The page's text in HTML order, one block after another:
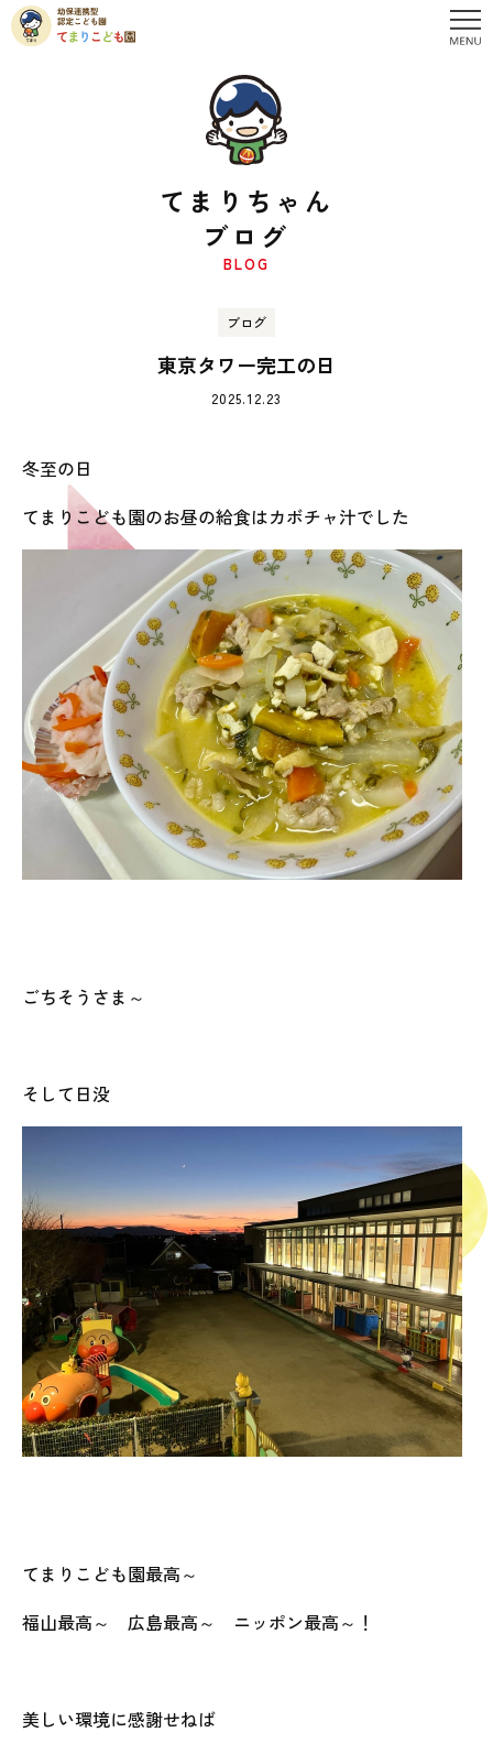
てまりちゃん
ブログ
BLOG
ブログ
東京タワー完工の日
2025.12.23
冬至の日
てまりこども園のお昼の給食はカボチャ汁でした
ごちそうさま～
そして日没
てまりこども園最高～
福山最高～ 広島最高～ ニッポン最高～！
美しい環境に感謝せねば